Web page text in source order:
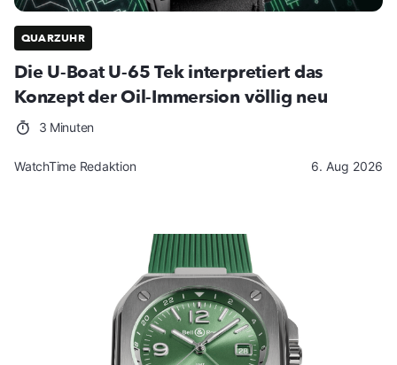
QUARZUHR
Die U-Boat U-65 Tek interpretiert das
Konzept der Oil-Immersion völlig neu
3 Minuten
WatchTime Redaktion 6. Aug 2026